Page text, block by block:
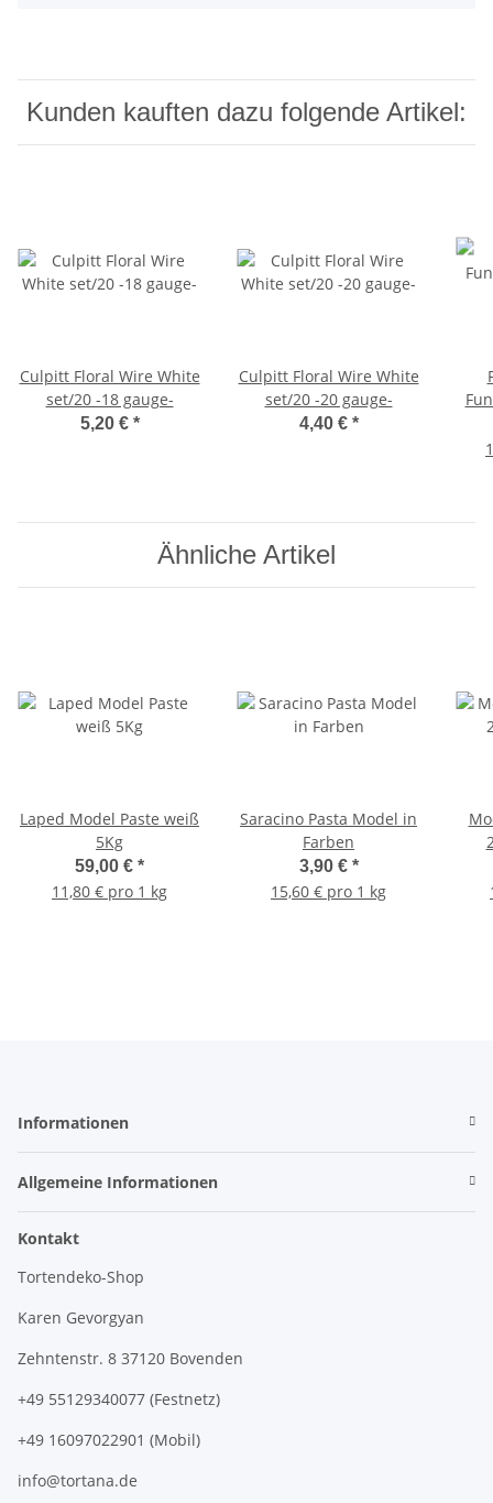
Kunden kauften dazu folgende Artikel:
Culpitt Floral Wire White
set/20 -18 gauge-
5,20 € *
Culpitt Floral Wire White
set/20 -20 gauge-
4,40 € *
Ähnliche Artikel
Laped Model Paste weiß
5Kg
59,00 € *
11,80 € pro 1 kg
Saracino Pasta Model in
Farben
3,90 € *
15,60 € pro 1 kg
Informationen
Allgemeine Informationen
Kontakt
Tortendeko-Shop
Karen Gevorgyan
Zehntenstr. 8 37120 Bovenden
+49 55129340077 (Festnetz)
+49 16097022901 (Mobil)
info@tortana.de